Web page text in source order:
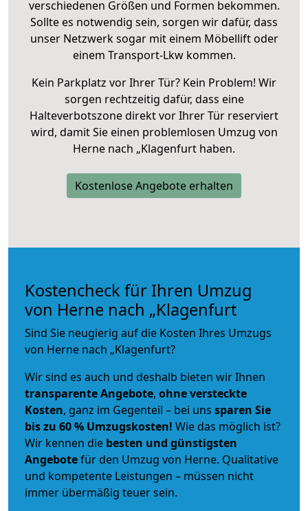
verschiedenen Größen und Formen bekommen.
Sollte es notwendig sein, sorgen wir dafür, dass
unser Netzwerk sogar mit einem Möbellift oder
einem Transport-Lkw kommen.
Kein Parkplatz vor Ihrer Tür? Kein Problem! Wir
sorgen rechtzeitig dafür, dass eine
Halteverbotszone direkt vor Ihrer Tür reserviert
wird, damit Sie einen problemlosen Umzug von
Herne nach „Klagenfurt haben.
Kostenlose Angebote erhalten
Kostencheck für Ihren Umzug
von Herne nach „Klagenfurt
Sind Sie neugierig auf die Kosten Ihres Umzugs
von Herne nach „Klagenfurt?
Wir sind es auch und deshalb bieten wir Ihnen
transparente Angebote, ohne versteckte
Kosten, ganz im Gegenteil – bei uns sparen Sie
bis zu 60 % Umzugskosten! Wie das möglich ist?
Wir kennen die besten und günstigsten
Angebotefür den Umzug von Herne. Qualitative
und kompetente Leistungen – müssen nicht
immer übermäßig teuer sein.